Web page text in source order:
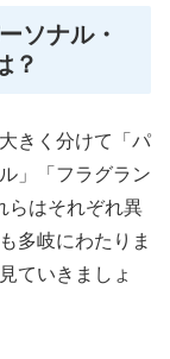
ソナル・
？
きく分けて「パ
」「フラグラン
らはそれぞれ異
多岐にわたりま
ていきましょ